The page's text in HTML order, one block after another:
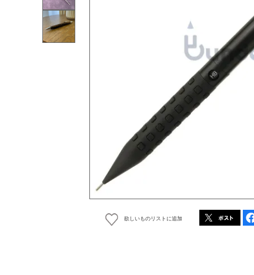
欲しいものリストに追加